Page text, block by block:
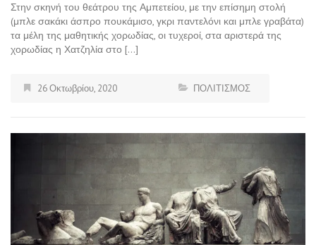
Στην σκηνή του θεάτρου της Αμπετείου, με την επίσημη στολή
(μπλε σακάκι άσπρο πουκάμισο, γκρι παντελόνι και μπλε γραβάτα)
τα μέλη της μαθητικής χορωδίας, οι τυχεροί, στα αριστερά της
χορωδίας η Χατζηλία στο […]
26 Οκτωβρίου, 2020 ΠΟΛΙΤΙΣΜΟΣ